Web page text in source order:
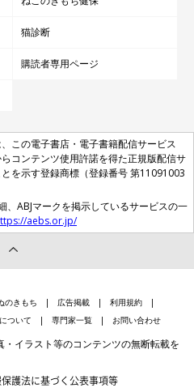
猫診断
購読者専用ページ
この電子書店・電子書籍配信サービス
コンテンツ使用許諾を得た正規版配信サ
を示す登録商標（登録番号 第11091003
、ABJマークを掲示しているサービスの一
aebs.or.jp/
のきもち 広告掲載
利用規約
ついて 専門家一覧 お問い合わせ
イラスト等のコンテンツの無断転載を
護法に基づく公表事項等